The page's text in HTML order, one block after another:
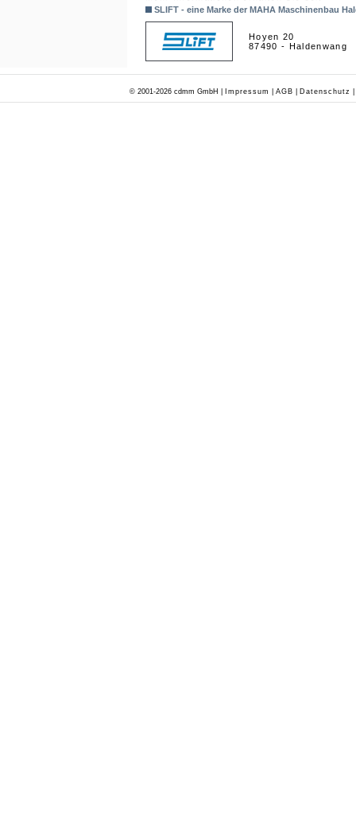
SLIFT - eine Marke der MAHA Maschinenbau
Hoyen 20
87490 - Haldenwang
© 2001-2026 cdmm GmbH | Impressum AGB Datenschutz